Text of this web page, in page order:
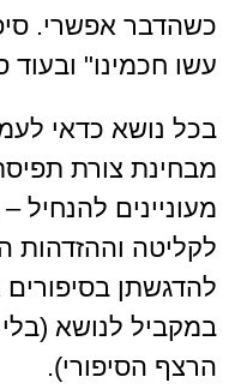
כשהדבר אפשרי.
עשו חכמינו" ובעוד
בכל נושא כדאי
מבחינת צורת
מעוניינים להנחיל
לקליטה וההזדהות
להדגשתן
במקביל לנושא
הרצף הסיפורי).